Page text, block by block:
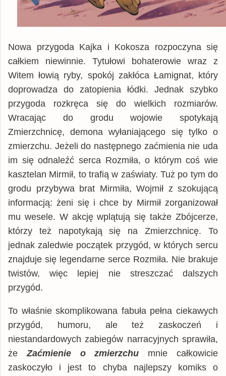
Nowa przygoda Kajka i Kokosza rozpoczyna się
całkiem niewinnie. Tytułowi bohaterowie wraz z
Witem łowią ryby, spokój zakłóca Łamignat, który
doprowadza do zatopienia łódki. Jednak szybko
przygoda rozkręca się do wielkich rozmiarów.
Wracając do grodu wojowie spotykają
Zmierzchnicę, demona wyłaniającego się tylko o
zmierzchu. Jeżeli do następnego zaćmienia nie uda
im się odnaleźć serca Rozmiła, o którym coś wie
kasztelan Mirmił, to trafią w zaświaty. Tuż po tym do
grodu przybywa brat Mirmiła, Wojmił z szokującą
informacją: żeni się i chce by Mirmił zorganizował
mu wesele. W akcję wplątują się także Zbójcerze,
którzy też napotykają się na Zmierzchnicę. To
jednak zaledwie początek przygód, w których sercu
znajduje się legendarne serce Rozmiła. Nie brakuje
twistów, więc lepiej nie streszczać dalszych
przygód.
To właśnie skomplikowana fabuła pełna ciekawych
przygód, humoru, ale też zaskoczeń i
niestandardowych zabiegów narracyjnych sprawiła,
żeZaćmienie o zmierzchu mnie całkowicie
zaskoczyło i jest to chyba najlepszy komiks o